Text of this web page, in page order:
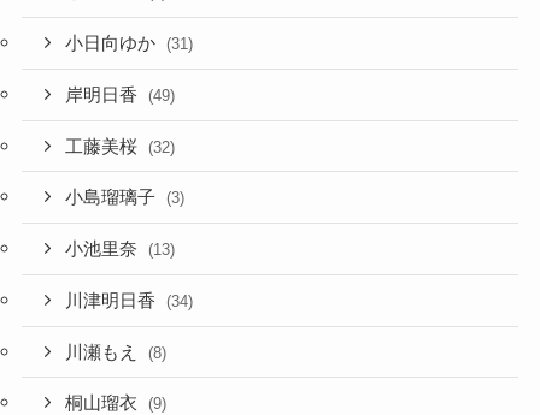
小日向ゆか (31)
岸明日香 (49)
工藤美桜 (32)
小島瑠璃子 (3)
小池里奈 (13)
川津明日香 (34)
川瀬もえ (8)
桐山瑠衣 (9)